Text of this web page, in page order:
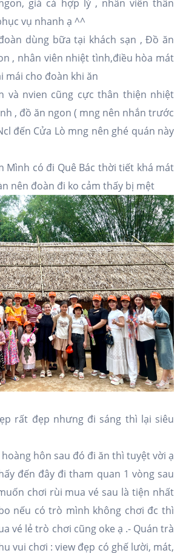
giá cả hợp lý , nhân viên thân
vụ nhanh ạ ^^
dùng bữa tại khách sạn , Đồ ăn
, nhân viên nhiệt tình,điều hòa mát
mái cho đoàn khi ăn
và nvien cũng cực thân thiện nhiệt
, đồ ăn ngon ( mng nên nhắn trước
đến Cửa Lò mng nên ghé quán này
Mình có đi Quê Bác thời tiết khá mát
nên đoàn đi ko cảm thấy bị mệt
rất đẹp nhưng đi sáng thì lại siêu
hôn sau đó đi ăn thì tuyệt vời ạ
đến đây đi tham quan 1 vòng sau
chơi rùi mua vé sau là tiện nhất
nếu có trò mình không chơi đc thì
vé lẻ trò chơi cũng oke ạ .- Quán trà
vui chơi : view đẹp có ghế lười, mát,